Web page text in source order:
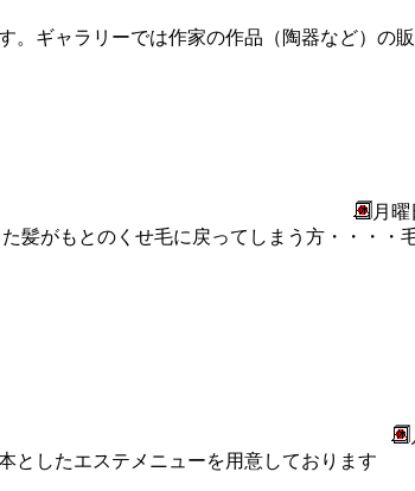
。ギャラリーでは作家の作品（陶器など）の販
月
髪がもとのくせ毛に戻ってしまう方・・・
としたエステメニューを用意しております